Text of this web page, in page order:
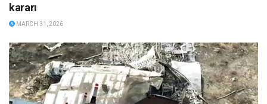
kararı
MARCH 31, 2026